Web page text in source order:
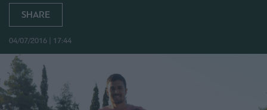
SHARE
04/07/2016 | 17:44